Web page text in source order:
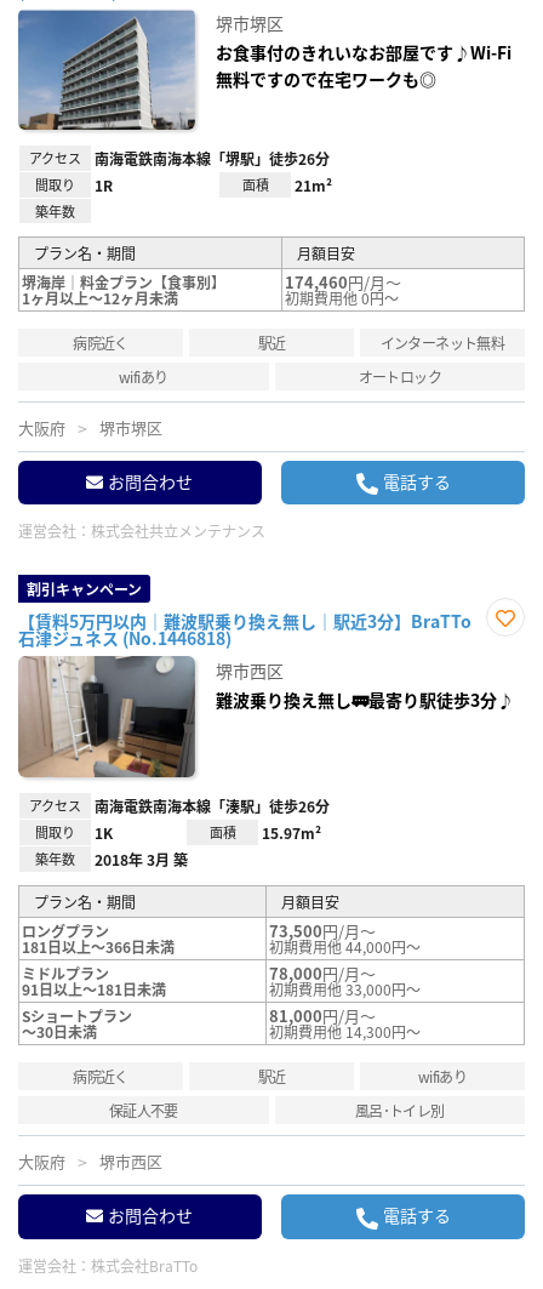
録
堺市堺区
お食事付のきれいなお部屋です♪Wi-Fi
無料ですので在宅ワークも◎
アクセス 南海電鉄南海本線「堺駅」徒歩26分
間取り 1R 面積 21m²
築年数
プラン名・期間
月額目安
堺海岸｜料金プラン【食事別】
1ヶ月以上～12ヶ月未満
174,460円/月～
初期費用他 0円～
病院近く 駅近
インターネット無料
wifiあり
オートロック
大阪府 堺市堺区
お問合わせ 電話する
運営会社： 株式会社共立メンテナンス
割引キャンペーン
【賃料5万円以内｜難波駅乗り換え無し｜駅近3分】BraTTo
石津ジュネス (No.1446818)
録
堺市西区
難波乗り換え無し🚃最寄り駅徒歩3分♪
アクセス 南海電鉄南海本線「湊駅」徒歩26分
間取り 1K 面積 15.97m²
築年数 2018年 3月 築
プラン名・期間
月額目安
ロングプラン
181日以上～366日未満
73,500円/月～
初期費用他 44,000円～
ミドルプラン
91日以上～181日未満
78,000円/月～
初期費用他 33,000円～
Sショートプラン
～30日未満
81,000円/月～
初期費用他 14,300円～
病院近く 駅近
wifiあり
保証人不要
風呂･トイレ別
大阪府 堺市西区
お問合わせ 電話する
運営会社： 株式会社BraTTo